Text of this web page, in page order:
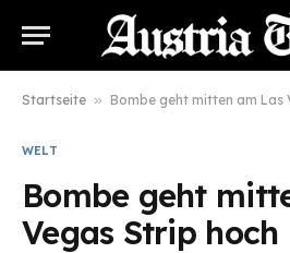
Startseite » Bombe geht mitten am Las
WELT
Bombe geht
Vegas Strip hoch